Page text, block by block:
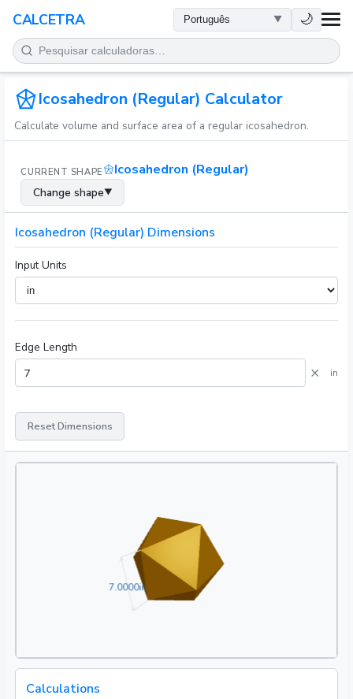
CALCETRA 🌙
MATEMÁTICA
CONVERSÕES
CIÊNCIA
COTIDIANO
OUTRAS FERRAMENTAS
Icosahedron (Regular) Calculator
Calculate volume and surface area of a regular icosahedron.
CURRENT SHAPE Icosahedron (Regular)
Change shape▼
Icosahedron (Regular) Dimensions
Input Units
Edge Length
× in
Reset Dimensions
7.0000in7.0000in
Calculations